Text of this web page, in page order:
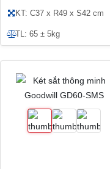
KT: C37 x R49 x S42 cm
TL: 65 ± 5kg